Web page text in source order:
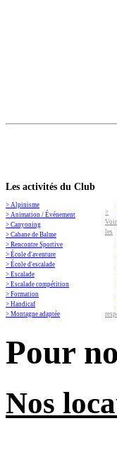
Les activités du Club
> Alpinisme
> Animation / Événement
> Canyoning
> Cabane de Balme
> Rencontre Sportive
> École d'aventure
> École d'escalade
> Escalade
> Escalade compétition
> Formation
> Handicaf
> Montagne adaptée
>
Voir
les
Pour
Nos